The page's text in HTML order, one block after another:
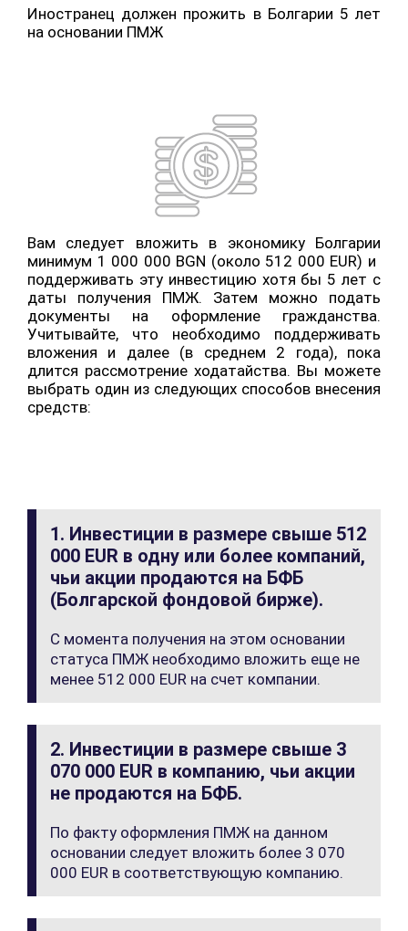
Иностранец должен прожить в Болгарии 5 лет
на основании ПМЖ
Вам следует вложить в экономику Болгарии
минимум 1 000 000 BGN (около 512 000 EUR) и ​​
поддерживать эту инвестицию хотя бы 5 лет с
даты получения ПМЖ. Затем можно подать
документы на оформление гражданства.
Учитывайте, что необходимо поддерживать
вложения и далее (в среднем 2 года), пока
длится рассмотрение ходатайства. Вы можете
выбрать один из следующих способов внесения
средств:
1. Инвестиции в размере свыше 512
000 EUR в одну или более компаний,
чьи акции продаются на БФБ
(Болгарской фондовой бирже).
С момента получения на этом основании
статуса ПМЖ необходимо вложить еще не
менее 512 000 EUR на счет компании.
2. Инвестиции в размере свыше 3
070 000 EUR в компанию, чьи акции
не продаются на БФБ.
По факту оформления ПМЖ на данном
основании следует вложить более 3 070
000 EUR в соответствующую компанию.